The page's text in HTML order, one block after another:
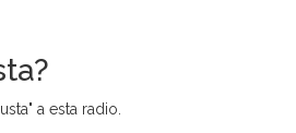
a esta radio.